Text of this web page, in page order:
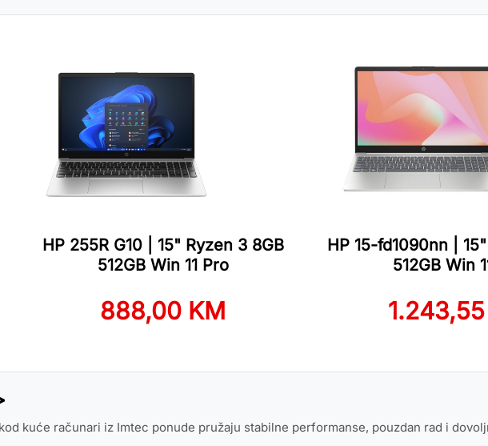
HP 255R G10 | 15" Ryzen 3 8GB
512GB Win 11 Pro
888,00 KM
HP 15-fd1090nn |
512GB Win
kuće računari iz Imtec ponude pružaju stabilne performanse, pouzdan rad i